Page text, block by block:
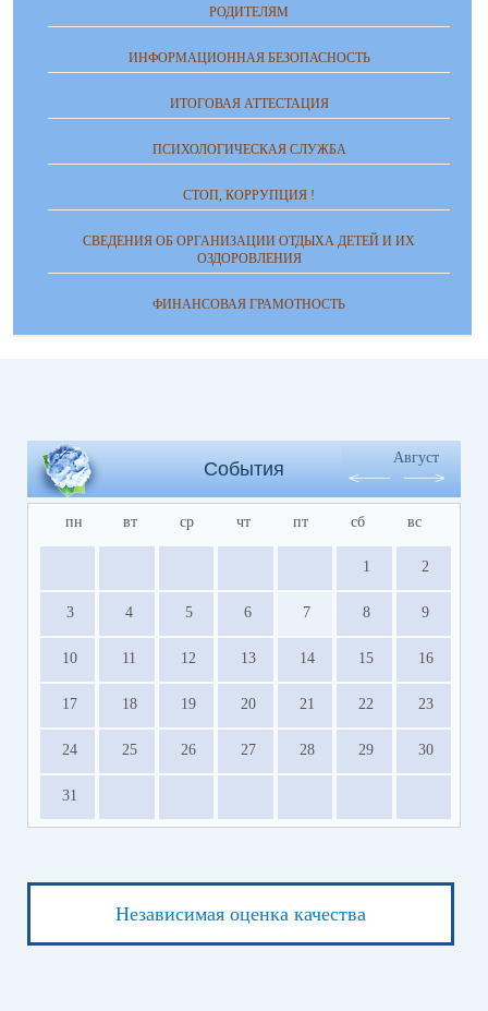
РОДИТЕЛЯМ
ИНФОРМАЦИОННАЯ БЕЗОПАСНОСТЬ
ИТОГОВАЯ АТТЕСТАЦИЯ
ПСИХОЛОГИЧЕСКАЯ СЛУЖБА
СТОП, КОРРУПЦИЯ !
СВЕДЕНИЯ ОБ ОРГАНИЗАЦИИ ОТДЫХА ДЕТЕЙ И ИХ
ОЗДОРОВЛЕНИЯ
ФИНАНСОВАЯ ГРАМОТНОСТЬ
События
Август
пн вт ср чт пт сб вс
1 2
3 4 5 6 7 8 9
10 11 12 13 14 15 16
17 18 19 20 21 22 23
24 25 26 27 28 29 30
31
Независимая оценка качества